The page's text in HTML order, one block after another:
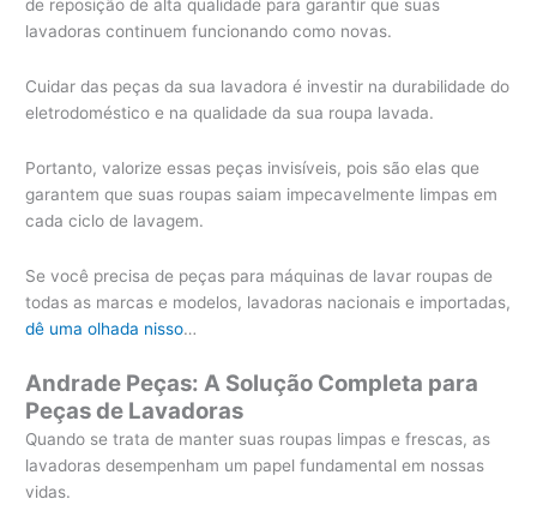
de reposição de alta qualidade para garantir que suas
lavadoras continuem funcionando como novas.
Cuidar das peças da sua lavadora é investir na durabilidade do
eletrodoméstico e na qualidade da sua roupa lavada.
Portanto, valorize essas peças invisíveis, pois são elas que
garantem que suas roupas saiam impecavelmente limpas em
cada ciclo de lavagem.
Se você precisa de peças para máquinas de lavar roupas de
todas as marcas e modelos, lavadoras nacionais e importadas,
dê uma olhada nisso…
Andrade Peças: A Solução Completa para
Peças de Lavadoras
Quando se trata de manter suas roupas limpas e frescas, as
lavadoras desempenham um papel fundamental em nossas
vidas.